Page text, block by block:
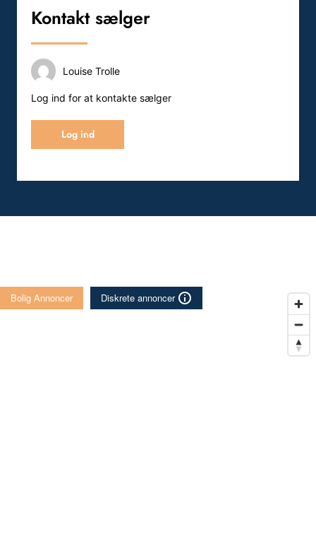
Kontakt sælger
Louise Trolle
Log ind for at kontakte sælger
Log ind
Bolig Annoncer Diskrete annoncer